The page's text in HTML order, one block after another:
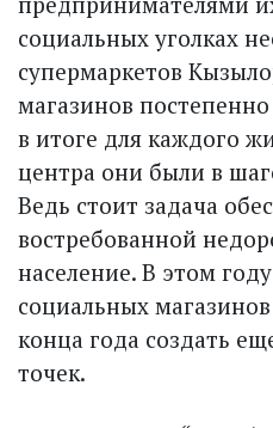
социальных уголках
супермаркетов
магазинов
в итоге для каждого
центра они были в
Ведь стоит задача
востребованной
население. В этом
социальных
конца года создать
точек.